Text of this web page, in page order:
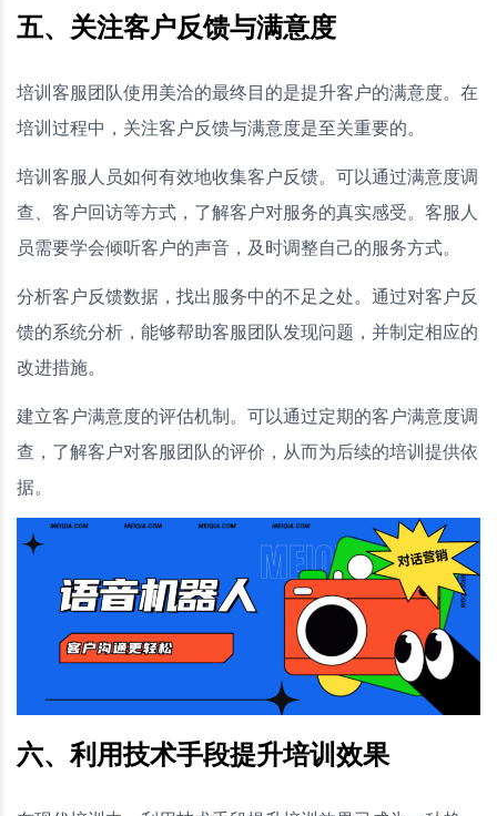
五、关注客户反馈与满意度
培训客服团队使用美洽的最终目的是提升客户的满意度。在
培训过程中，关注客户反馈与满意度是至关重要的。
培训客服人员如何有效地收集客户反馈。可以通过满意度调
查、客户回访等方式，了解客户对服务的真实感受。客服人
员需要学会倾听客户的声音，及时调整自己的服务方式。
分析客户反馈数据，找出服务中的不足之处。通过对客户反
馈的系统分析，能够帮助客服团队发现问题，并制定相应的
改进措施。
建立客户满意度的评估机制。可以通过定期的客户满意度调
查，了解客户对客服团队的评价，从而为后续的培训提供依
据。
六、利用技术手段提升培训效果